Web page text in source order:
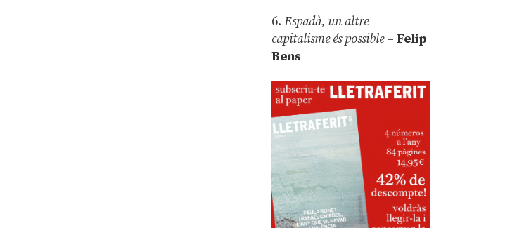
6.Espadà, un altre
capitalisme és possible – Felip
Bens